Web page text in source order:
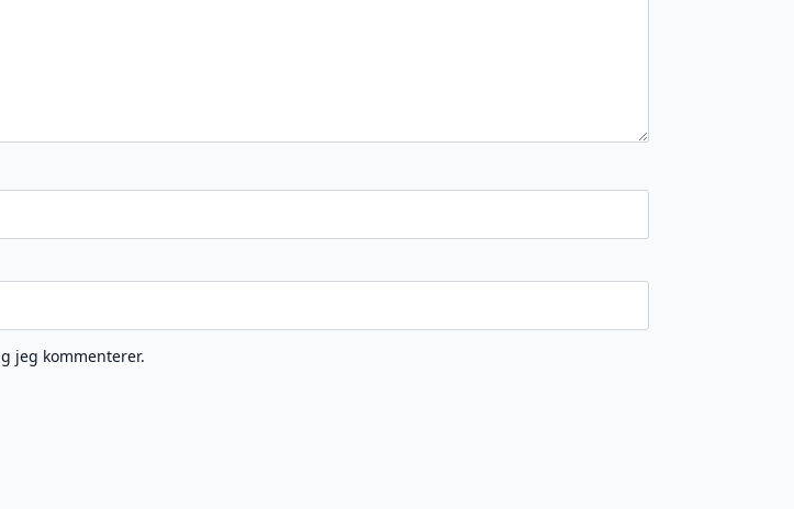
jeg kommenterer.